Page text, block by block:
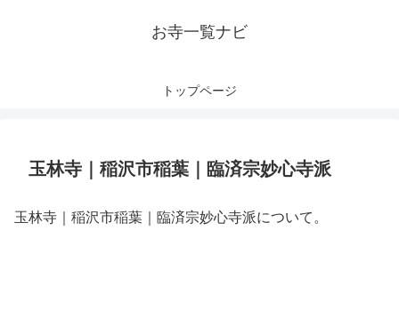
お寺一覧ナビ
トップページ
玉林寺｜稲沢市稲葉｜臨済宗妙心寺派
玉林寺｜稲沢市稲葉｜臨済宗妙心寺派について。